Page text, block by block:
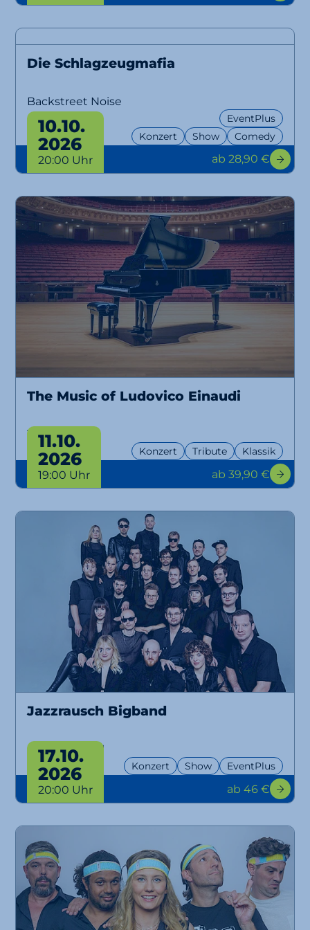
Die Schlagzeugmafia
Backstreet Noise
Konzert Show Comedy
EventPlus
10.10.
2026
20:00 Uhr ab 28,90 €
The Music of Ludovico Einaudi
Tribute
Konzert Tribute Klassik
11.10.
2026
19:00 Uhr ab 39,90 €
Jazzrausch Bigband
Bangers Only!
Konzert Show EventPlus
17.10.
2026
20:00 Uhr ab 46 €